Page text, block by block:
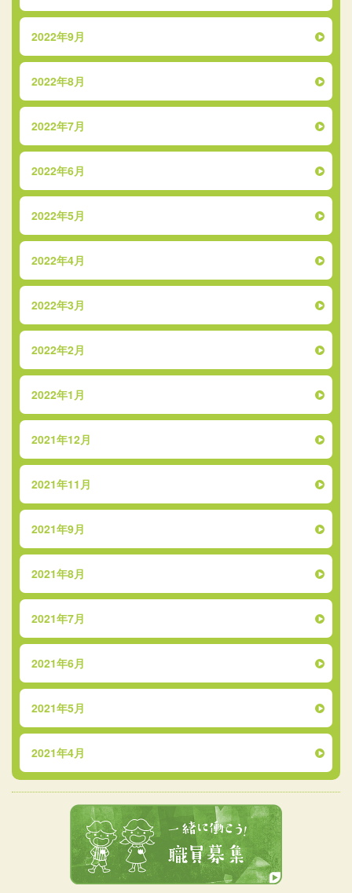
2022年9月
2022年8月
2022年7月
2022年6月
2022年5月
2022年4月
2022年3月
2022年2月
2022年1月
2021年12月
2021年11月
2021年9月
2021年8月
2021年7月
2021年6月
2021年5月
2021年4月